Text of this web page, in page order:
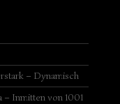
– Dynamisch
– Inmitten von 1001